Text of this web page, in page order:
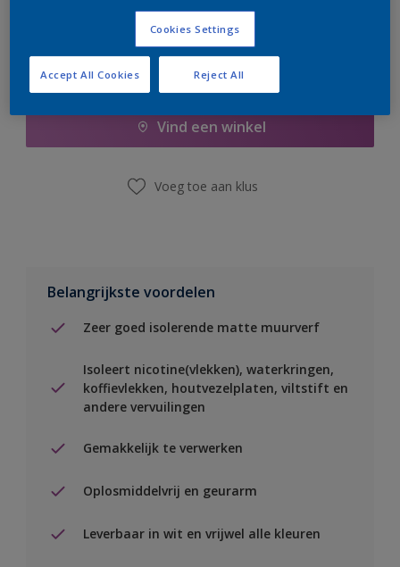
Boodschappenlijst
Vind een winkel
Voeg toe aan klus
Belangrijkste voordelen
Zeer goed isolerende matte muurverf
Isoleert nicotine(vlekken), waterkringen,
koffievlekken, houtvezelplaten, viltstift en
andere vervuilingen
Gemakkelijk te verwerken
Oplosmiddelvrij en geurarm
Leverbaar in wit en vrijwel alle kleuren
Cookies Settings
Reject All
Accept All Cookies